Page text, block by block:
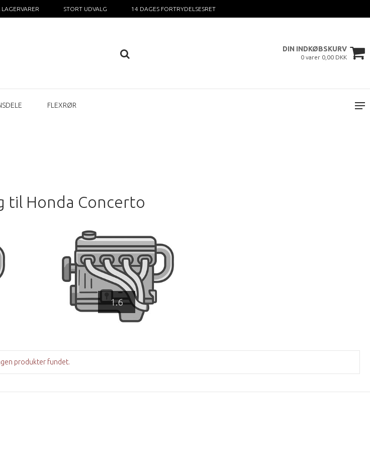
STORT UDVALG 14 DAGES FORTRYDELSESRET
DIN INDKØBSKURV
0 varer 0,00 DKK
FLEXRØR
til Honda Concerto
1.6
produkter fundet.